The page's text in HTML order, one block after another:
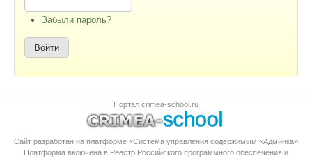
Забыли пароль?
Портал crimea-school.ru
Сайт разработан на платформе «Система управления содержимым «Админка»
Платформа включена в Реестр Российского программного обеспечения и